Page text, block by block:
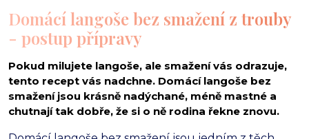
Domácí langoše bez smažení z trouby
- postup přípravy
Pokud milujete langoše, ale smažení vás odrazuje,
tento recept vás nadchne. Domácí langoše bez
smažení jsou krásně nadýchané, méně mastné a
chutnají tak dobře, že si o ně rodina řekne znovu.